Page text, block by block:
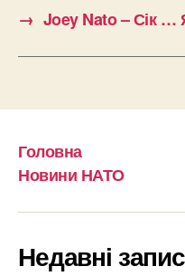
→ Joey Nato – Сік …
Головна
Новини НАТО
Недавні